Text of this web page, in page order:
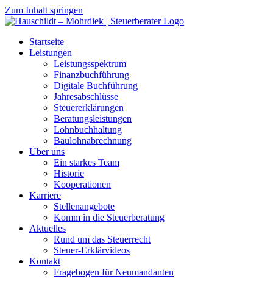
Zum Inhalt springen
Startseite
Leistungen
Leistungsspektrum
Finanzbuchführung
Digitale Buchführung
Jahresabschlüsse
Steuererklärungen
Beratungsleistungen
Lohnbuchhaltung
Baulohnabrechnung
Über uns
Ein starkes Team
Historie
Kooperationen
Karriere
Stellenangebote
Komm in die Steuerberatung
Aktuelles
Rund um das Steuerrecht
Steuer-Erklärvideos
Kontakt
Fragebogen für Neumandanten